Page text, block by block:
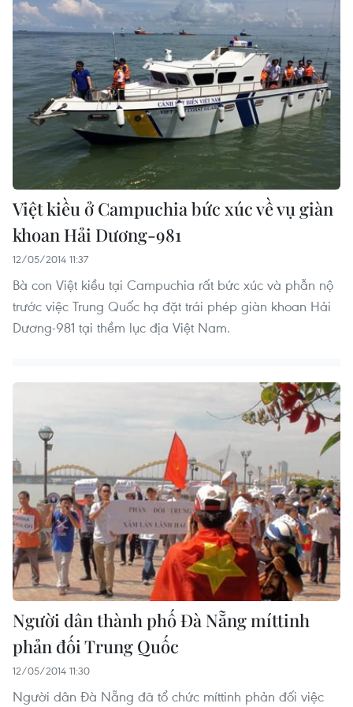
Việt kiều ở Campuchia bức xúc về vụ giàn
khoan Hải Dương-981
12/05/2014 11:37
Bà con Việt kiều tại Campuchia rất bức xúc và phẫn nộ
trước việc Trung Quốc hạ đặt trái phép giàn khoan Hải
Dương-981 tại thềm lục địa Việt Nam.
Người dân thành phố Đà Nẵng míttinh
phản đối Trung Quốc
12/05/2014 11:30
Người dân Đà Nẵng đã tổ chức míttinh phản đối việc